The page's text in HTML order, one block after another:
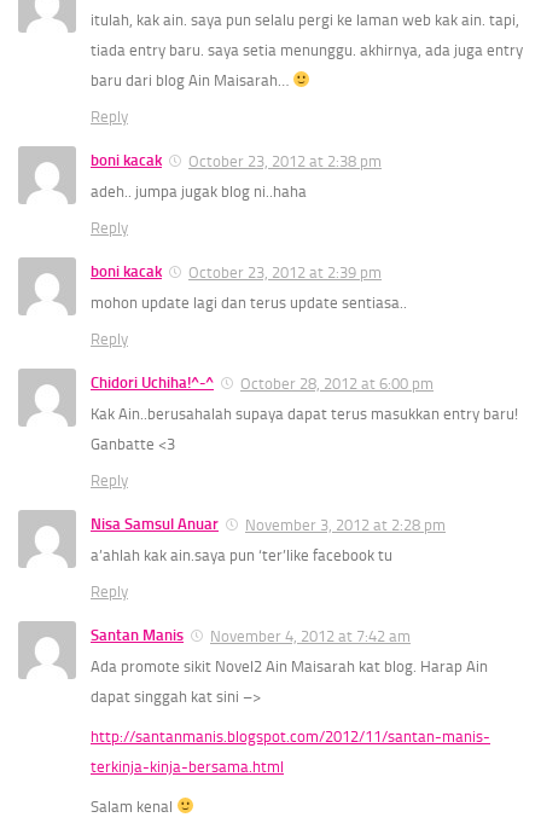
itulah, kak ain. saya pun selalu pergi ke laman web kak ain. tapi,
tiada entry baru. saya setia menunggu. akhirnya, ada juga entry
baru dari blog Ain Maisarah…
Reply
boni kacak
October 23, 2012 at 2:38 pm
adeh.. jumpa jugak blog ni..haha
Reply
boni kacak
October 23, 2012 at 2:39 pm
mohon update lagi dan terus update sentiasa..
Reply
Chidori Uchiha!^-^
October 28, 2012 at 6:00 pm
Kak Ain..berusahalah supaya dapat terus masukkan entry baru!
Ganbatte <3
Reply
Nisa Samsul Anuar
November 3, 2012 at 2:28 pm
a’ahlah kak ain.saya pun ‘ter’like facebook tu
Reply
Santan Manis
November 4, 2012 at 7:42 am
Ada promote sikit Novel2 Ain Maisarah kat blog. Harap Ain
dapat singgah kat sini –>
http://santanmanis.blogspot.com/2012/11/santan-manis-
terkinja-kinja-bersama.html
Salam kenal